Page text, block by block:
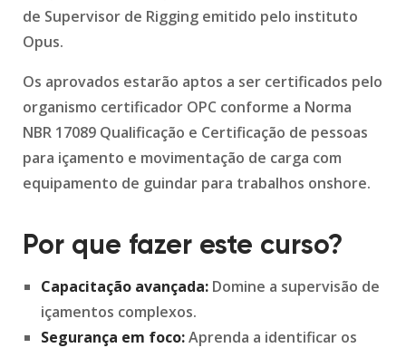
de Supervisor de Rigging emitido pelo instituto
Opus.
Os aprovados estarão aptos a ser certificados pelo
organismo certificador OPC conforme a Norma
NBR 17089 Qualificação e Certificação de pessoas
para içamento e movimentação de carga com
equipamento de guindar para trabalhos onshore.
Por que fazer este curso?
Capacitação avançada: Domine a supervisão de
içamentos complexos.
Segurança em foco:Aprenda a identificar os